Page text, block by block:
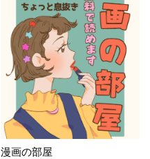
漫画の部屋